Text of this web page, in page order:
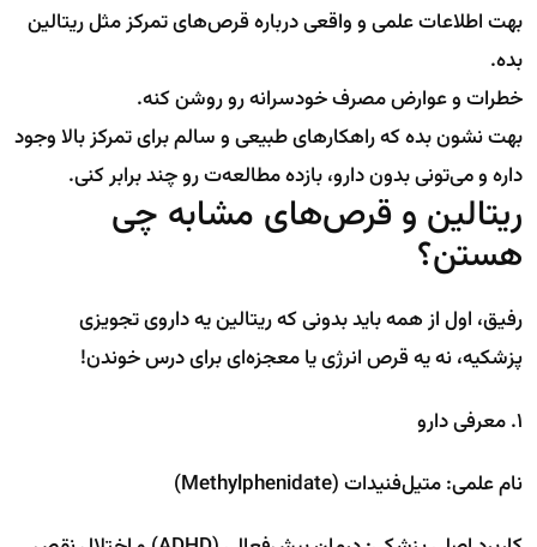
بهت اطلاعات علمی و واقعی درباره قرص‌های تمرکز مثل ریتالین
بده.
خطرات و عوارض مصرف خودسرانه رو روشن کنه.
بهت نشون بده که راهکارهای طبیعی و سالم برای تمرکز بالا وجود
داره و می‌تونی بدون دارو، بازده مطالعه‌ت رو چند برابر کنی.
ریتالین و قرص‌های مشابه چی
هستن؟
رفیق، اول از همه باید بدونی که ریتالین یه داروی تجویزی
پزشکیه، نه یه قرص انرژی یا معجزه‌ای برای درس خوندن!
۱. معرفی دارو
نام علمی: متیل‌فنیدات (Methylphenidate)